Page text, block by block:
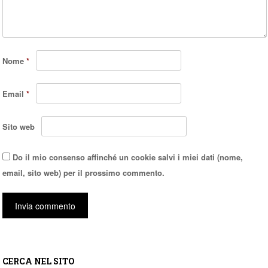
Nome*
Email*
Sito web
Do il mio consenso affinché un cookie salvi i miei dati (nome,
email, sito web) per il prossimo commento.
CERCA NEL SITO